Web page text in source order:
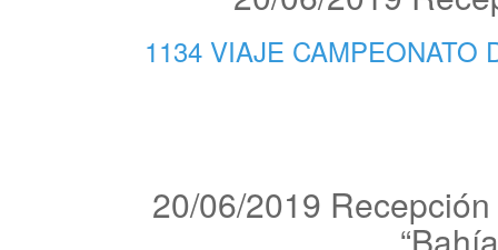
1134 VIAJE CAMPEONATO
20/06/2019